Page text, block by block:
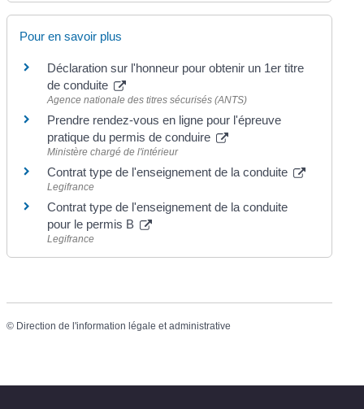
Pour en savoir plus
Déclaration sur l'honneur pour obtenir un 1er titre
de conduite
Agence nationale des titres sécurisés (ANTS)
Prendre rendez-vous en ligne pour l'épreuve
pratique du permis de conduire
Ministère chargé de l'intérieur
Contrat type de l'enseignement de la conduite
Legifrance
Contrat type de l'enseignement de la conduite
pour le permis B
Legifrance
© Direction de l'information légale et administrative